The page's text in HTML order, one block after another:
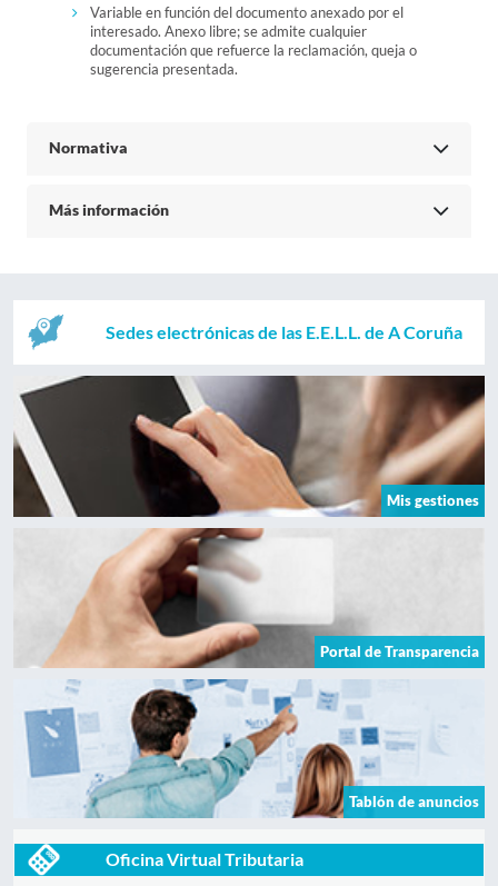
Variable en función del documento anexado por el
interesado. Anexo libre; se admite cualquier
documentación que refuerce la reclamación, queja o
sugerencia presentada.
Normativa
Más información
Sedes electrónicas de las E.E.L.L. de A Coruña
Mis gestiones
Portal de Transparencia
Tablón de anuncios
Oficina Virtual Tributaria